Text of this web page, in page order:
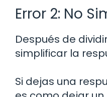
Error 2: No
Después de
simplificar la
Si dejas una